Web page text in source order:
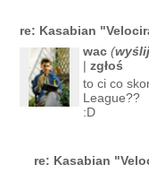
re: Kasabian
wac (
| zgłoś
to ci co
League??
:D
re: Kasabian